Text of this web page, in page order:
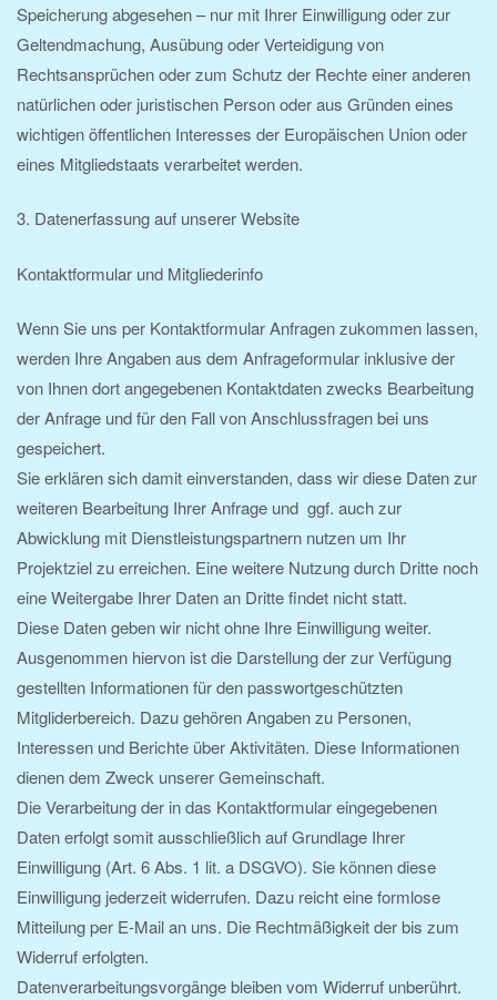
Speicherung abgesehen – nur mit Ihrer Einwilligung oder zur
Geltendmachung, Ausübung oder Verteidigung von
Rechtsansprüchen oder zum Schutz der Rechte einer anderen
natürlichen oder juristischen Person oder aus Gründen eines
wichtigen öffentlichen Interesses der Europäischen Union oder
eines Mitgliedstaats verarbeitet werden.
3. Datenerfassung auf unserer Website
Kontaktformular und Mitgliederinfo
Wenn Sie uns per Kontaktformular Anfragen zukommen lassen,
werden Ihre Angaben aus dem Anfrageformular inklusive der
von Ihnen dort angegebenen Kontaktdaten zwecks Bearbeitung
der Anfrage und für den Fall von Anschlussfragen bei uns
gespeichert.
Sie erklären sich damit einverstanden, dass wir diese Daten zur
weiteren Bearbeitung Ihrer Anfrage und ggf. auch zur
Abwicklung mit Dienstleistungspartnern nutzen um Ihr
Projektziel zu erreichen. Eine weitere Nutzung durch Dritte noch
eine Weitergabe Ihrer Daten an Dritte findet nicht statt.
Diese Daten geben wir nicht ohne Ihre Einwilligung weiter.
Ausgenommen hiervon ist die Darstellung der zur Verfügung
gestellten Informationen für den passwortgeschützten
Mitgliderbereich. Dazu gehören Angaben zu Personen,
Interessen und Berichte über Aktivitäten. Diese Informationen
dienen dem Zweck unserer Gemeinschaft.
Die Verarbeitung der in das Kontaktformular eingegebenen
Daten erfolgt somit ausschließlich auf Grundlage Ihrer
Einwilligung (Art. 6 Abs. 1 lit. a DSGVO). Sie können diese
Einwilligung jederzeit widerrufen. Dazu reicht eine formlose
Mitteilung per E-Mail an uns. Die Rechtmäßigkeit der bis zum
Widerruf erfolgten.
Datenverarbeitungsvorgänge bleiben vom Widerruf unberührt.